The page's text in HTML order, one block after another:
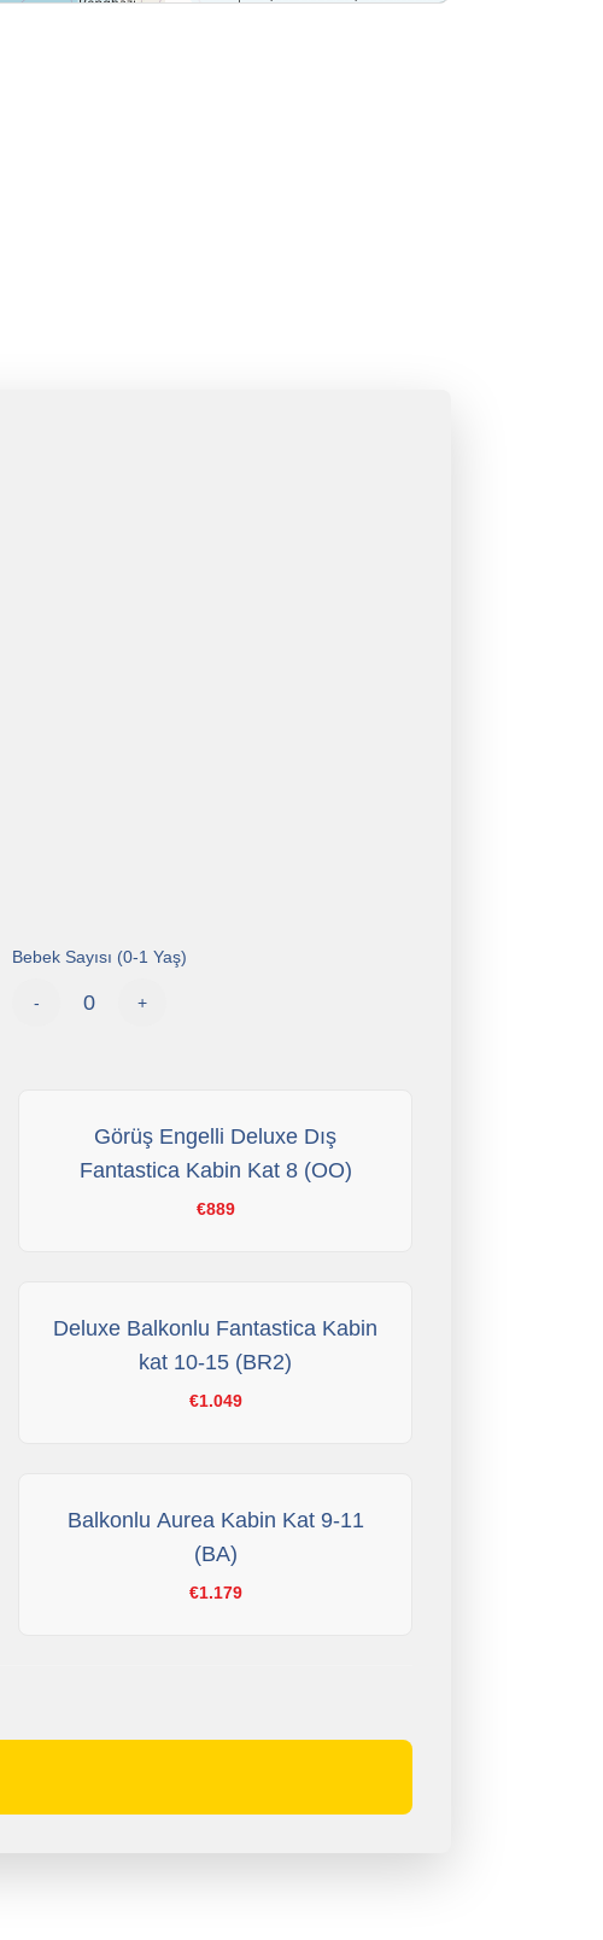
Bebek Sayısı (0-1 Yaş)
- +
Görüş Engelli Deluxe Dış
Fantastica Kabin Kat 8 (OO)
€889
Deluxe Balkonlu Fantastica Kabin
kat 10-15 (BR2)
€1.049
Balkonlu Aurea Kabin Kat 9-11
(BA)
€1.179